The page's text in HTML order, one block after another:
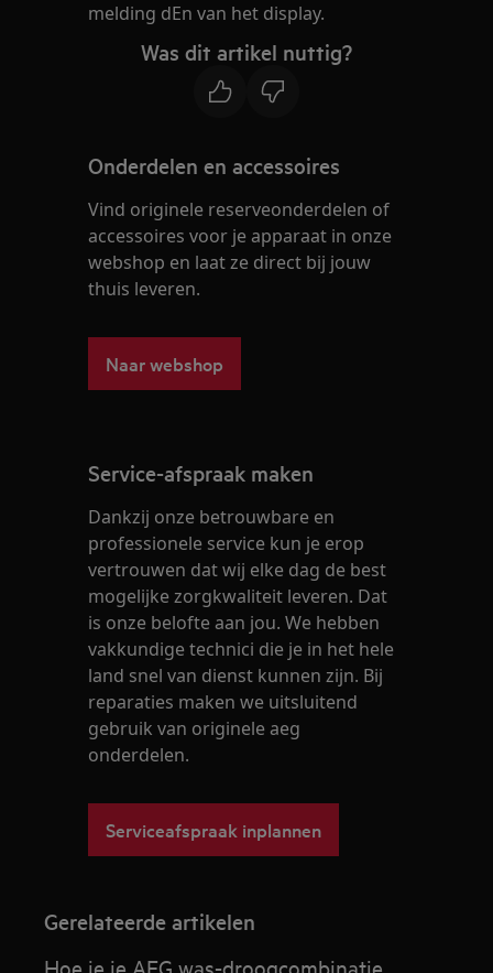
melding dEn van het display.
Was dit artikel nuttig?
Onderdelen en accessoires
Vind originele reserveonderdelen of
accessoires voor je apparaat in onze
webshop en laat ze direct bij jouw
thuis leveren.
Naar webshop
Service-afspraak maken
Dankzij onze betrouwbare en
professionele service kun je erop
vertrouwen dat wij elke dag de best
mogelijke zorgkwaliteit leveren. Dat
is onze belofte aan jou. We hebben
vakkundige technici die je in het hele
land snel van dienst kunnen zijn. Bij
reparaties maken we uitsluitend
gebruik van originele aeg
onderdelen.
Serviceafspraak inplannen
Gerelateerde artikelen
Hoe je je AEG was-droogcombinatie